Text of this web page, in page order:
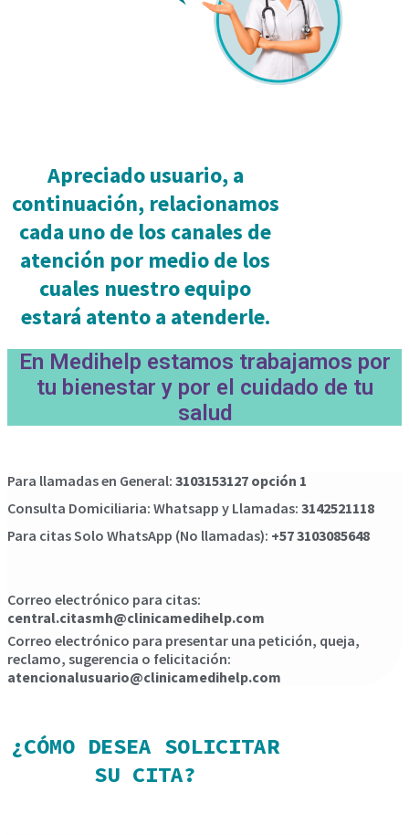
Apreciado usuario, a
continuación, relacionamos
cada uno de los canales de
atención por medio de los
cuales nuestro equipo
estará atento a atenderle.
En Medihelp estamos trabajamos por
tu bienestar y por el cuidado de tu
salud
Para llamadas en General: 3103153127 opción 1
Consulta Domiciliaria: Whatsapp y Llamadas: 3142521118
Para citas Solo WhatsApp (No llamadas): +57 3103085648
Correo electrónico para citas:
central.citasmh@clinicamedihelp.com
Correo electrónico para presentar una petición, queja,
reclamo, sugerencia o felicitación:
atencionalusuario@clinicamedihelp.com
¿CÓMO DESEA SOLICITAR
SU CITA?